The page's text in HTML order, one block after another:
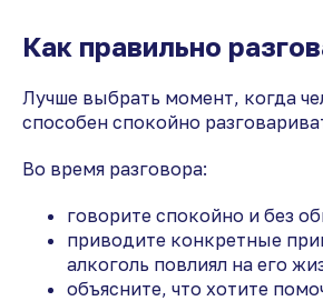
Как правильно
Лучше выбрать момент, когда
способен спокойно
Во время разговора:
говорите спокойно и без
приводите конкретные
алкоголь повлиял на его
объясните, что хотите